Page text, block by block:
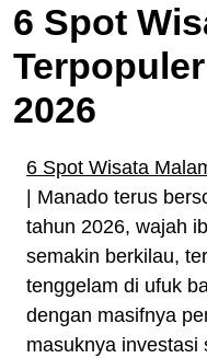
6 Spot
2026
6 Spot Wisata
| Manado terus
tahun 2026, wajah
semakin berkilau,
tenggelam di ufuk
dengan masifnya
masuknya investasi